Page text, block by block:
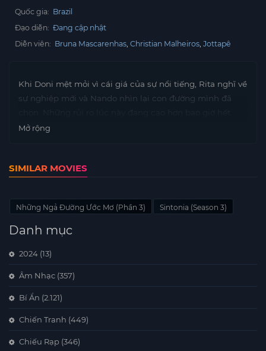
Quốc gia: Brazil
Đạo diễn: Đang cập nhật
Diễn viên: Bruna Mascarenhas Christian Malheiros Jottapê
Khi Doni mệt mỏi vì cái giá của sự nổi tiếng, Rita nghĩ về
sự nghiệp mới và Nando nhìn lại con đường mình đã
Mở rộng
SIMILAR MOVIES
Những Ngả Đường Ước Mơ (Phần 3) Sintonia (Season 3)
Danh mục
2024 (13)
Âm Nhạc (357)
Bí Ẩn (2.121)
Chiến Tranh (449)
Chiếu Rạp (346)